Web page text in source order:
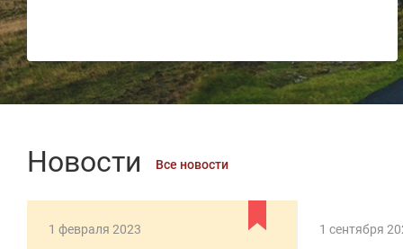
Новости Все новости
1 февраля 2023 1 сентября